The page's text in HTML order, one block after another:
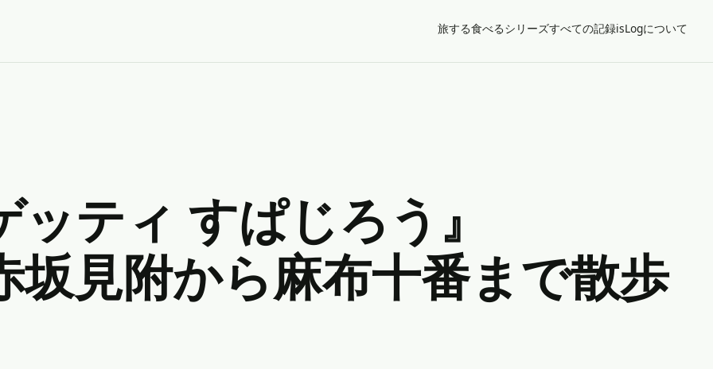
旅する食べるシリーズすべての記録isLogについて
ティ すぱじろう』
坂見附から麻布十番まで散歩